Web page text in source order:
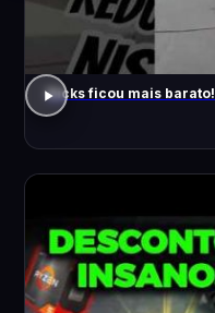
Kicks ficou mais barato!